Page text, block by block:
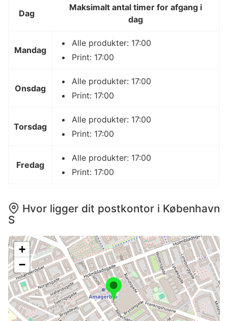
Dag
Maksimalt antal timer for afgang i
dag
Mandag
Alle produkter: 17:00
Print: 17:00
Onsdag
Alle produkter: 17:00
Print: 17:00
Torsdag
Alle produkter: 17:00
Print: 17:00
Fredag
Alle produkter: 17:00
Print: 17:00
Hvor ligger dit postkontor i København
S
+
−